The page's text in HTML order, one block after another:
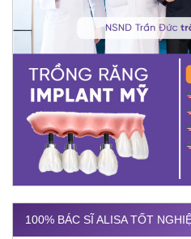
100% BÁC SĨ ALISA TỐT